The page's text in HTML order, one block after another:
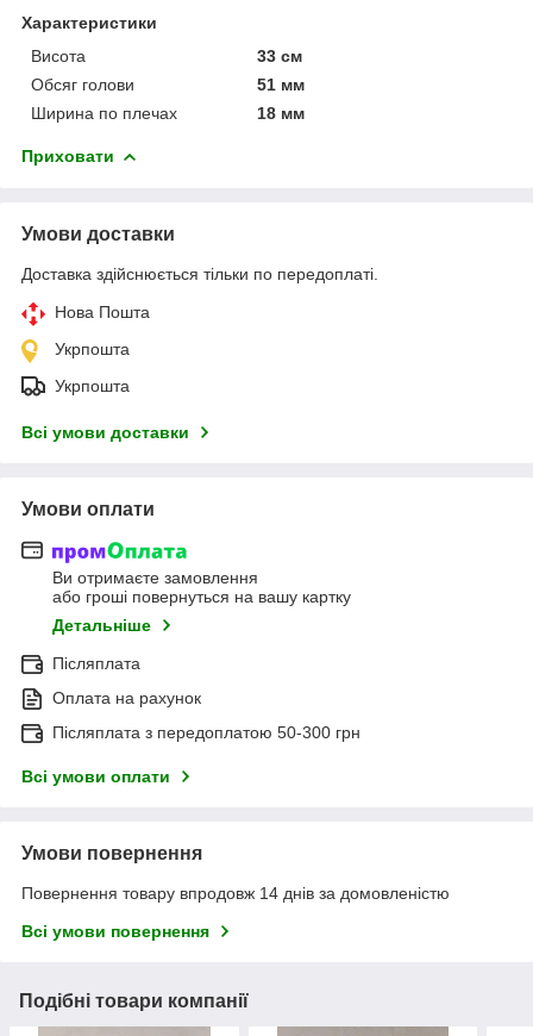
Характеристики
Висота
33 см
Обсяг голови
51 мм
Ширина по плечах
18 мм
Приховати
Умови доставки
Доставка здійснюється тільки по передоплаті.
Нова Пошта
Укрпошта
Укрпошта
Всі умови доставки
Умови оплати
Ви отримаєте замовлення
або гроші повернуться на вашу картку
Детальніше
Післяплата
Оплата на рахунок
Післяплата з передоплатою 50-300 грн
Всі умови оплати
Умови повернення
Повернення товару впродовж 14 днів за домовленістю
Всі умови повернення
Подібні товари компанії